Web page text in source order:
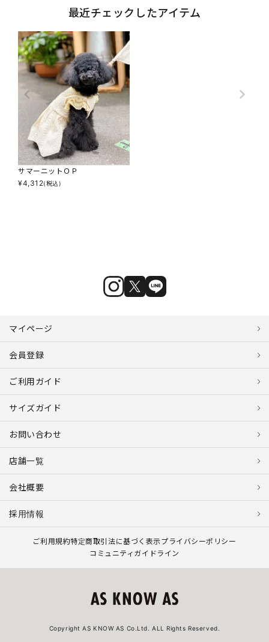
最近チェックしたアイテム
サマーニットＯＰ
¥4,312(税込)
マイページ
会員登録
ご利用ガイド
サイズガイド
お問い合わせ
店舗一覧
会社概要
採用情報
ご利用規約特定商取引法に基づく表示プライバシーポリシー
コミュニティガイドライン
Copyright AS KNOW AS Co.Ltd. ALL Rights Reserved.